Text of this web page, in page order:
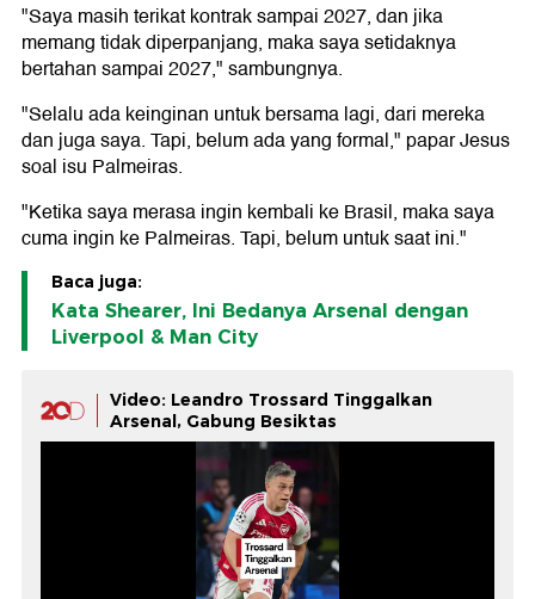
"Saya masih terikat kontrak sampai 2027, dan jika
memang tidak diperpanjang, maka saya setidaknya
bertahan sampai 2027," sambungnya.
"Selalu ada keinginan untuk bersama lagi, dari mereka
dan juga saya. Tapi, belum ada yang formal," papar Jesus
soal isu Palmeiras.
"Ketika saya merasa ingin kembali ke Brasil, maka saya
cuma ingin ke Palmeiras. Tapi, belum untuk saat ini."
Baca juga:
Kata Shearer, Ini Bedanya Arsenal dengan
Liverpool & Man City
Video: Leandro Trossard Tinggalkan
Arsenal, Gabung Besiktas